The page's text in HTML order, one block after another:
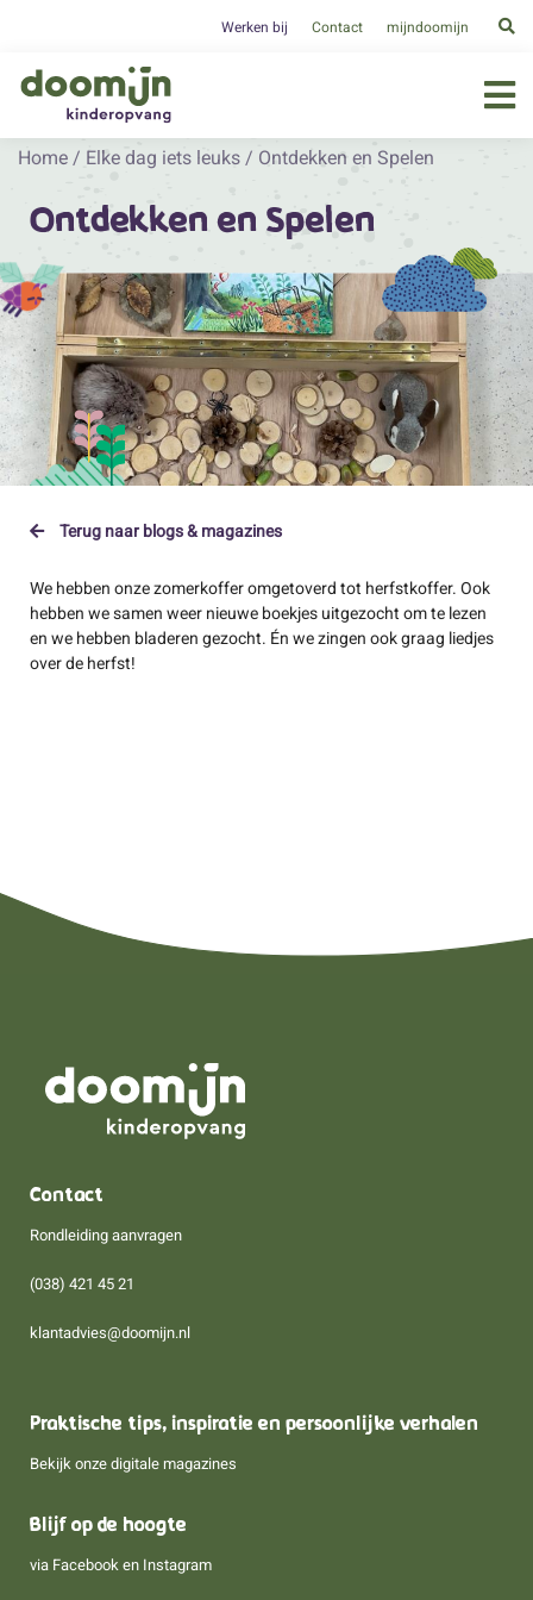
Werken bij Contact mijndoomijn
Home / Elke dag iets leuks / Ontdekken en Spelen
Ontdekken en Spelen
Terug naar blogs & magazines
We hebben onze zomerkoffer omgetoverd tot herfstkoffer. Ook
hebben we samen weer nieuwe boekjes uitgezocht om te lezen
en we hebben bladeren gezocht. Én we zingen ook graag liedjes
over de herfst!
Contact
Rondleiding aanvragen
(038) 421 45 21
klantadvies@doomijn.nl
Praktische tips, inspiratie en persoonlijke verhalen
Bekijk onze digitale magazines
Blijf op de hoogte
via Facebook en Instagram